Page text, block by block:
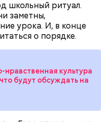
школьный ритуал.
заметны,
урока. И, в конце
о порядке.
нравственная культура
будут обсуждать на